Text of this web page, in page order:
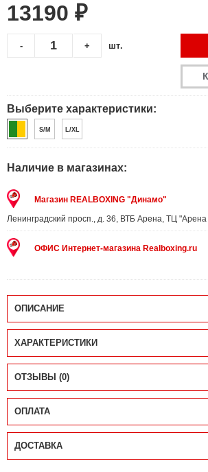
13190 ₽
+
- шт.
Выберите характеристики:
S/M L/XL
Наличие в магазинах:
Магазин REALBOXING "Динамо"
Ленинградский просп., д. 36, ВТБ Арена, ТЦ
ОФИС Интернет-магазина Realboxing.ru
ОПИСАНИЕ
ХАРАКТЕРИСТИКИ
ОТЗЫВЫ (0)
ОПЛАТА
ДОСТАВКА